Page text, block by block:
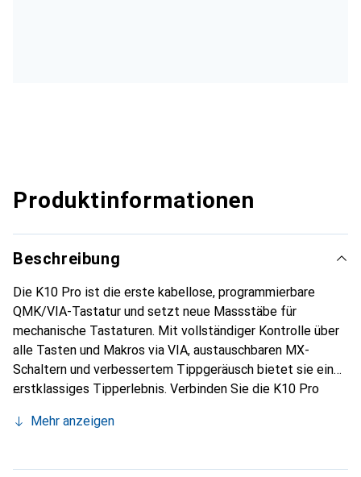
Produktinformationen
Beschreibung
Die K10 Pro ist die erste kabellose, programmierbare
QMK/VIA-Tastatur und setzt neue Massstäbe für
mechanische Tastaturen. Mit vollständiger Kontrolle über
alle Tasten und Makros via VIA, austauschbaren MX-
Schaltern und verbessertem Tippgeräusch bietet sie ein
erstklassiges Tipperlebnis. Verbinden Sie die K10 Pro
nutzen Sie den USB-C-Anschluss. Sie ist voll kompatibel
Makros bieten nahezu unbegrenzte Möglichkeiten. Die
Mehr anzeigen